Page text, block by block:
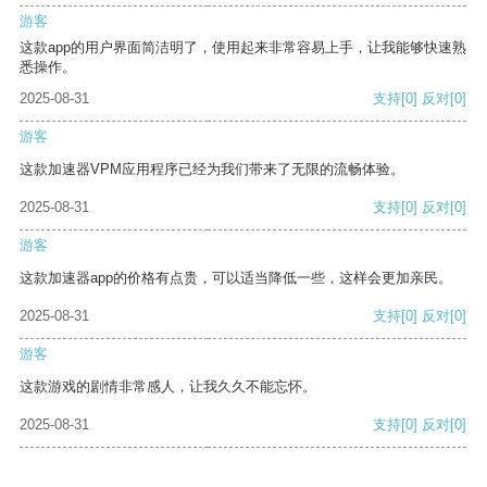
游客
这款app的用户界面简洁明了，使用起来非常容易上手，让我能够快速熟
悉操作。
2025-08-31
支持[0] 反对[0]
游客
这款加速器VPM应用程序已经为我们带来了无限的流畅体验。
2025-08-31 支持[0] 反对[0]
游客
这款加速器app的价格有点贵，可以适当降低一些，这样会更加亲民。
2025-08-31 支持[0] 反对[0]
游客
这款游戏的剧情非常感人，让我久久不能忘怀。
2025-08-31 支持[0] 反对[0]